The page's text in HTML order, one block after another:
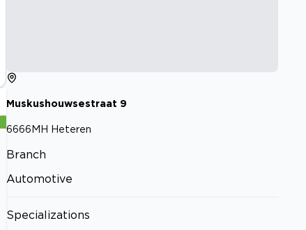
Muskushouwsestraat 9
6666MH Heteren
Branch
Automotive
Specializations